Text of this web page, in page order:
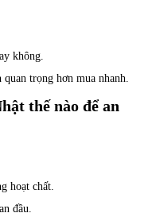
không.
trọng hơn mua nhanh.
thế nào để an
hoạt chất.
đầu.